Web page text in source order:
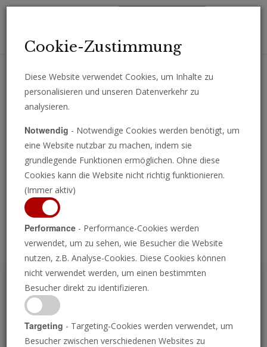
Erhalten Sie wichtige Analysen, Kommentare und Nachrichten
Programm ansehen
P
Cookie-Zustimmung
Diese Website verwendet Cookies, um Inhalte zu
personalisieren und unseren Datenverkehr zu
analysieren.
Notwendig - Notwendige Cookies werden benötigt, um
eine Website nutzbar zu machen, indem sie
grundlegende Funktionen ermöglichen. Ohne diese
Cookies kann die Website nicht richtig funktionieren.
(Immer aktiv)
Performance - Performance-Cookies werden
verwendet, um zu sehen, wie Besucher die Website
nutzen, z.B. Analyse-Cookies. Diese Cookies können
nicht verwendet werden, um einen bestimmten
Besucher direkt zu identifizieren.
Targeting - Targeting-Cookies werden verwendet, um
Besucher zwischen verschiedenen Websites zu